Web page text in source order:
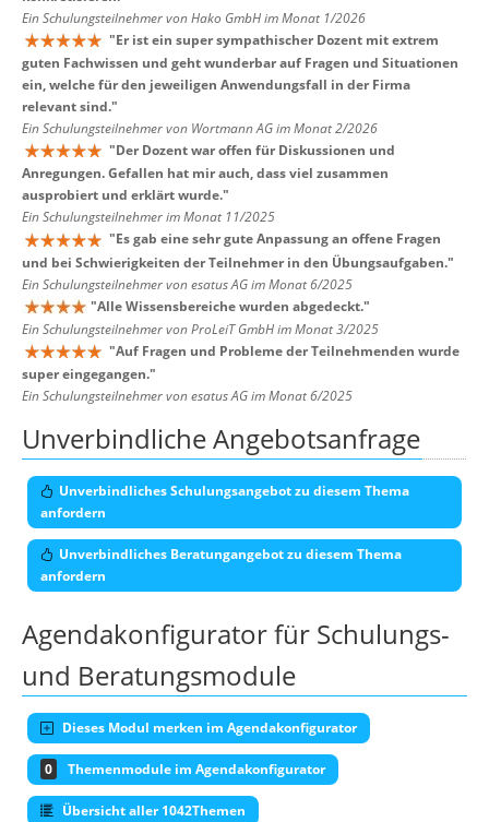
Ein Schulungsteilnehmer von Hako GmbH im Monat 1/2026
"Er ist ein super sympathischer Dozent mit extrem
guten Fachwissen und geht wunderbar auf Fragen und Situationen
ein, welche für den jeweiligen Anwendungsfall in der Firma
relevant sind."
Ein Schulungsteilnehmer von Wortmann AG im Monat 2/2026
"Der Dozent war offen für Diskussionen und
Anregungen. Gefallen hat mir auch, dass viel zusammen
ausprobiert und erklärt wurde."
Ein Schulungsteilnehmer im Monat 11/2025
"Es gab eine sehr gute Anpassung an offene Fragen
und bei Schwierigkeiten der Teilnehmer in den Übungsaufgaben."
Ein Schulungsteilnehmer von esatus AG im Monat 6/2025
"Alle Wissensbereiche wurden abgedeckt."
Ein Schulungsteilnehmer von ProLeiT GmbH im Monat 3/2025
"Auf Fragen und Probleme der Teilnehmenden wurde
super eingegangen."
Ein Schulungsteilnehmer von esatus AG im Monat 6/2025
Unverbindliche Angebotsanfrage
Unverbindliches Schulungsangebot zu diesem Thema
anfordern
Unverbindliches Beratungangebot zu diesem Thema
anfordern
Agendakonfigurator für Schulungs-
und Beratungsmodule
Dieses Modul merken im Agendakonfigurator
0 Themenmodule im Agendakonfigurator
Übersicht aller 1042Themen